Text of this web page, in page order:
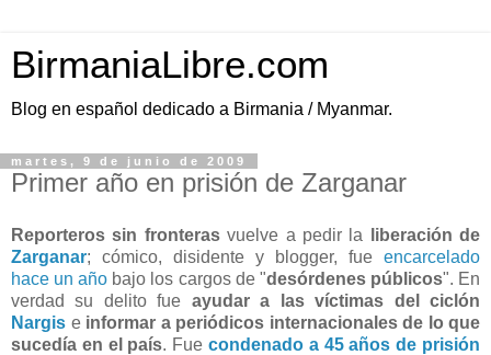
BirmaniaLibre.com
Blog en español dedicado a Birmania / Myanmar.
martes, 9 de junio de 2009
Primer año en prisión de Zarganar
Reporteros sin fronterasvuelve a pedir la
liberación de
Zarganar; cómico, disidente y blogger, fue encarcelado
hace un año bajo los cargos de "desórdenes públicos". En
verdad su delito fue ayudar a las víctimas del ciclón
Nargis e informar a periódicos internacionales de lo que
sucedía en el país. Fuecondenado a 45 años de prisión